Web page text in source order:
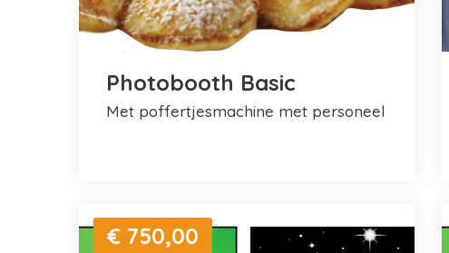
Photobooth Basic
met poffertjesmachine met personeel
€ 750,00